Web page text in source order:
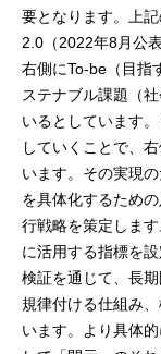
要となります。上
2.0（2022年8月公
右側にTo-be（目指
ステナブル課題（
いるとしています
していくことで、
います。その実現
を具体化するため
行戦略を策定しま
に活用する指標を
検証を通じて、長
規律付ける仕組み
います。より具体